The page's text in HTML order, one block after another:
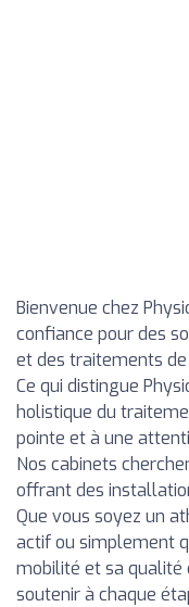
Bienvenue chez
confiance pour des
et des traitements de
Ce qui distingue
holistique du
pointe et à une
Nos cabinets
offrant des
Que vous soyez un
actif ou simplement
mobilité et sa qualité
soutenir à chaque